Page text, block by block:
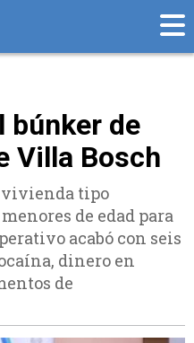
búnker de
Villa Bosch
vivienda tipo
de edad para
acabó con seis
dinero en
de